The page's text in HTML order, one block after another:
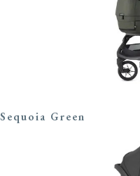
Sequoia Green